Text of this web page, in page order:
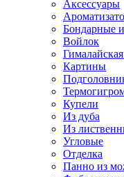
Аксессуары
Бондарные
Войлок
Картины
Купели
Из дуба
Из
Угловые
Отделка
Панно из